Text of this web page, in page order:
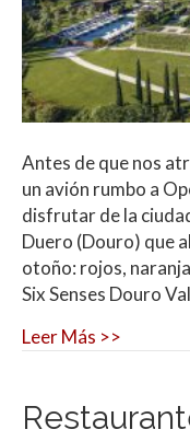
Antes de que nos
un avión rumbo a
disfrutar de la
Duero (Douro) que
otoño: rojos,
Six Senses Douro
Leer Más >>